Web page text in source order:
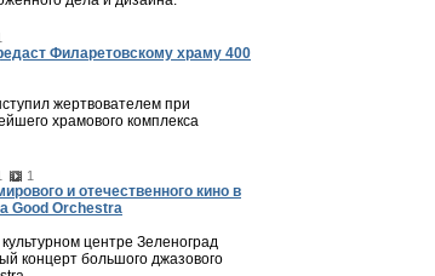
Филаретовскому храму 400
жертвователем при
храмового комплекса
1
и отечественного кино в
Good Orchestra
центре Зеленоград
концерт большого джазового